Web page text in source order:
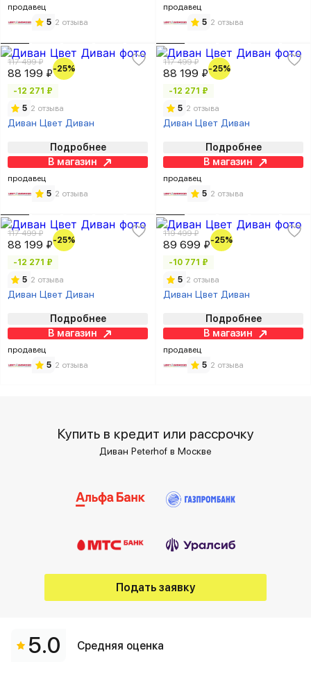
продавец
5 2 отзыва
продавец
5 2 отзыва
117 499 ₽
88 199 ₽-25%
-12 271 ₽
5 2 отзыва
Диван Цвет Диван
Подробнее
В магазин
продавец
5 2 отзыва
117 499 ₽
88 199 ₽-25%
-12 271 ₽
5 2 отзыва
Диван Цвет Диван
Подробнее
В магазин
продавец
5 2 отзыва
117 499 ₽
88 199 ₽-25%
-12 271 ₽
5 2 отзыва
Диван Цвет Диван
Подробнее
В магазин
продавец
5 2 отзыва
119 499 ₽
89 699 ₽-25%
-10 771 ₽
5 2 отзыва
Диван Цвет Диван
Подробнее
В магазин
продавец
5 2 отзыва
Купить в кредит или рассрочку
Диван Peterhof в Москве
Подать заявку
5.0 Средняя оценка